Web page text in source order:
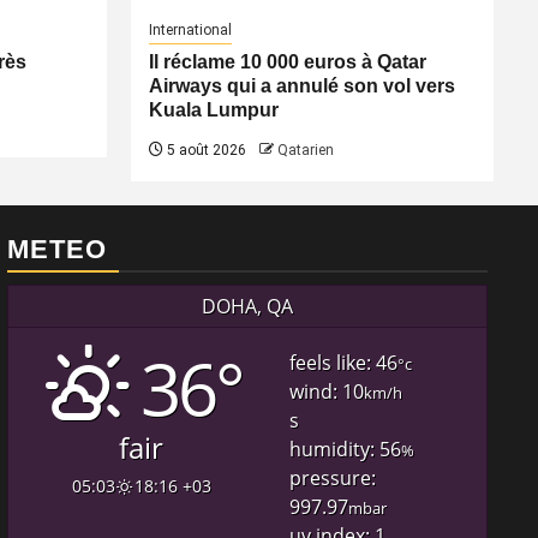
International
Il réclame 10 000 euros à Qatar
Airways qui a annulé son vol vers
Kuala Lumpur
5 août 2026 Qatarien
METEO
DOHA, QA
36°
fair
05:03 18:16 +03
feels like: 46°c
wind: 10km/h
s
humidity: 56%
pressure:
997.97mbar